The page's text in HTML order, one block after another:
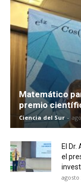
Matemático
premio
Ciencia del Sur -
El
el
agosto